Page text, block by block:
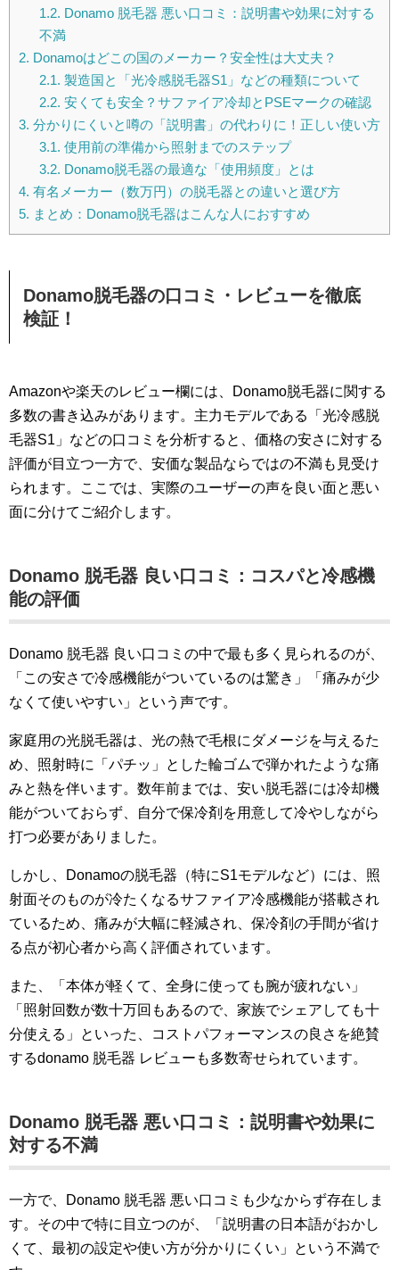
1.2. Donamo 脱毛器 悪い口コミ：説明書や効果に対する
不満
2. Donamoはどこの国のメーカー？安全性は大丈夫？
2.1. 製造国と「光冷感脱毛器S1」などの種類について
2.2. 安くても安全？サファイア冷却とPSEマークの確認
3. 分かりにくいと噂の「説明書」の代わりに！正しい使い方
3.1. 使用前の準備から照射までのステップ
3.2. Donamo脱毛器の最適な「使用頻度」とは
4. 有名メーカー（数万円）の脱毛器との違いと選び方
5. まとめ：Donamo脱毛器はこんな人におすすめ
Donamo脱毛器の口コミ・レビューを徹底
検証！
Amazonや楽天のレビュー欄には、Donamo脱毛器に関する
多数の書き込みがあります。主力モデルである「光冷感脱
毛器S1」などの口コミを分析すると、価格の安さに対する
評価が目立つ一方で、安価な製品ならではの不満も見受け
られます。ここでは、実際のユーザーの声を良い面と悪い
面に分けてご紹介します。
Donamo 脱毛器 良い口コミ：コスパと冷感機
能の評価
Donamo 脱毛器 良い口コミの中で最も多く見られるのが、
「この安さで冷感機能がついているのは驚き」「痛みが少
なくて使いやすい」という声です。
家庭用の光脱毛器は、光の熱で毛根にダメージを与えるた
め、照射時に「パチッ」とした輪ゴムで弾かれたような痛
みと熱を伴います。数年前までは、安い脱毛器には冷却機
能がついておらず、自分で保冷剤を用意して冷やしながら
打つ必要がありました。
しかし、Donamoの脱毛器（特にS1モデルなど）には、照
射面そのものが冷たくなるサファイア冷感機能が搭載され
ているため、痛みが大幅に軽減され、保冷剤の手間が省け
る点が初心者から高く評価されています。
また、「本体が軽くて、全身に使っても腕が疲れない」
「照射回数が数十万回もあるので、家族でシェアしても十
分使える」といった、コストパフォーマンスの良さを絶賛
するdonamo 脱毛器 レビューも多数寄せられています。
Donamo 脱毛器 悪い口コミ：説明書や効果に
対する不満
一方で、Donamo 脱毛器 悪い口コミも少なからず存在しま
す。その中で特に目立つのが、「説明書の日本語がおかし
くて、最初の設定や使い方が分かりにくい」という不満で